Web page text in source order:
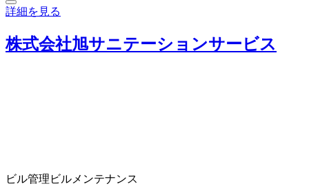
詳細を見る
株式会社旭サニテーションサービス
ビル管理 ビルメンテナンス